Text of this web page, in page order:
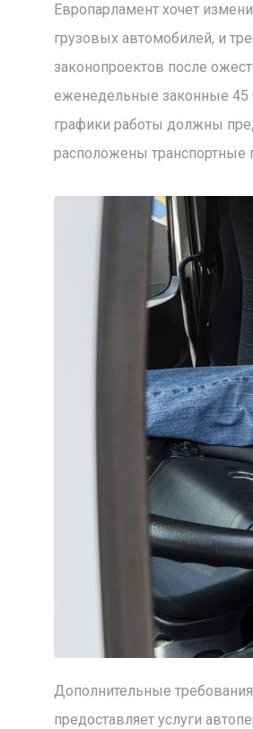
Европарламент хочет
грузовых автомобилей, и
законопроектов после
еженедельные законные 45
графики работы должны
расположены транспортные
Дополнительные
предоставляет услуги